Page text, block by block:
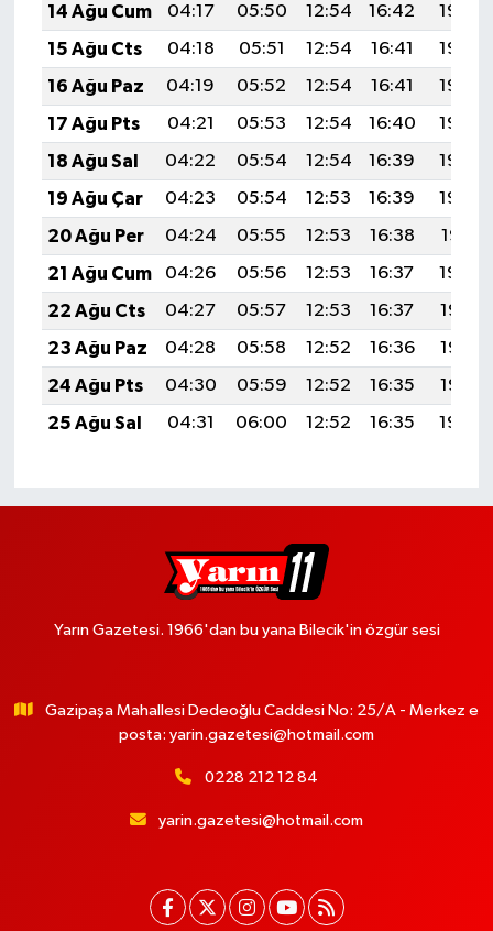
14 Ağu Cum
04:17 05:50 12:54 16:42
19:49
15 Ağu Cts
04:18 05:51 12:54 16:41
19:48
16 Ağu Paz
04:19 05:52 12:54 16:41
19:46
17 Ağu Pts
04:21 05:53 12:54 16:40
19:45
18 Ağu Sal
04:22 05:54 12:54 16:39
19:44
19 Ağu Çar
04:23 05:54 12:53 16:39
19:42
20 Ağu Per
04:24 05:55 12:53 16:38
19:41
21 Ağu Cum
04:26 05:56 12:53 16:37
19:40
22 Ağu Cts
04:27 05:57 12:53 16:37
19:38
23 Ağu Paz
04:28 05:58 12:52 16:36
19:37
24 Ağu Pts
04:30 05:59 12:52 16:35
19:35
25 Ağu Sal
04:31 06:00 12:52 16:35 19:34
Yarın Gazetesi. 1966'dan bu yana Bilecik'in özgür sesi
Gazipaşa Mahallesi Dedeoğlu Caddesi No: 25/A - Merkez e
posta: yarin.gazetesi@hotmail.com
0228 212 12 84
yarin.gazetesi@hotmail.com